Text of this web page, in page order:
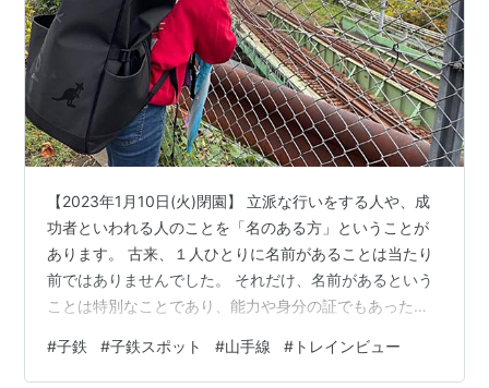
【2023年1月10日(火)閉園】 立派な行いをする人や、成
功者といわれる人のことを「名のある方」ということが
あります。 古来、１人ひとりに名前があることは当たり
前ではありませんでした。 それだけ、名前があるという
ことは特別なことであり、能力や身分の証でもあったの
打たれるなど、名前が無くても実は素晴らしいものもた
#子鉄 #子鉄スポット #山手線 # トレインビュー